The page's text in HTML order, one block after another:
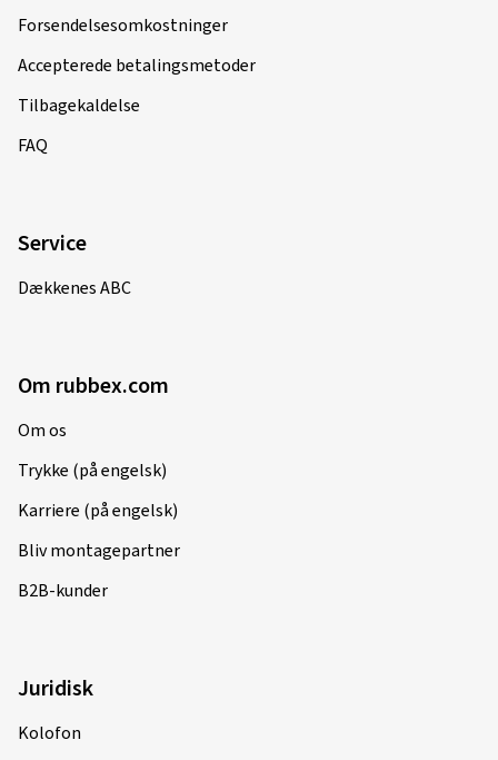
Forsendelsesomkostninger
Accepterede betalingsmetoder
Tilbagekaldelse
FAQ
Service
Dækkenes ABC
Om rubbex.com
Om os
Trykke (på engelsk)
Karriere (på engelsk)
Bliv montagepartner
B2B-kunder
Juridisk
Kolofon